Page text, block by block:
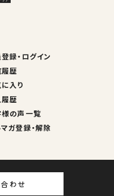
録・ログイン
歴
入り
歴
様の声一覧
ガ登録・解除
わせ